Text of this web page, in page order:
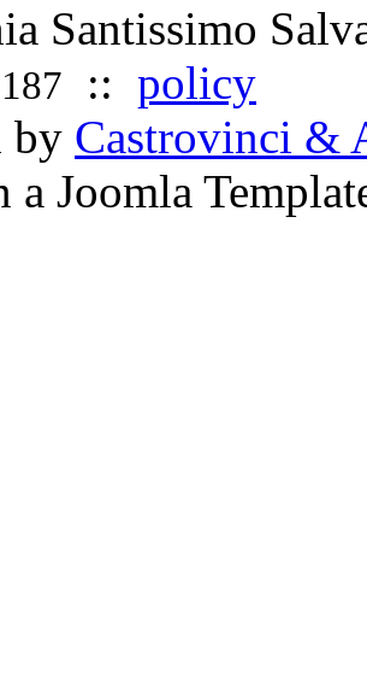
Santissimo
:: policy
by Castrovinci &
a Joomla